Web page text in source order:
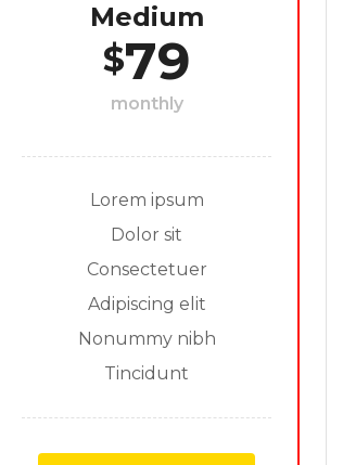
Medium
$79
monthly
Lorem ipsum
Dolor sit
Consectetuer
Adipiscing elit
Nonummy nibh
Tincidunt